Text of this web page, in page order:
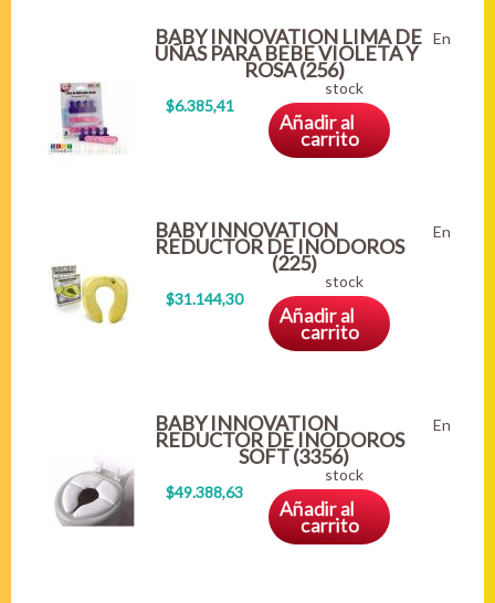
BABY INNOVATION LIMA DE
UÑAS PARA BEBE VIOLETA Y
ROSA (256)
$6.385,41
En
stock
Añadir al
carrito
BABY INNOVATION
REDUCTOR DE INODOROS
(225)
$31.144,30
En
stock
Añadir al
carrito
BABY INNOVATION
REDUCTOR DE INODOROS
SOFT (3356)
$49.388,63
En
stock
Añadir al
carrito